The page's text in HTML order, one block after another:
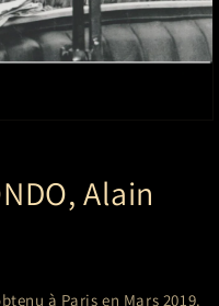
Alain
à Paris en Mars 2019.